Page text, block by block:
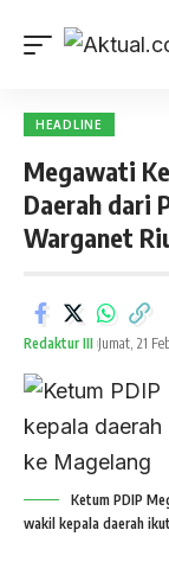
HEADLINE
Megawati
Daerah dari
Warganet
Redaktur III Jumat, 21
Ketum PDIP
wakil kepala daerah